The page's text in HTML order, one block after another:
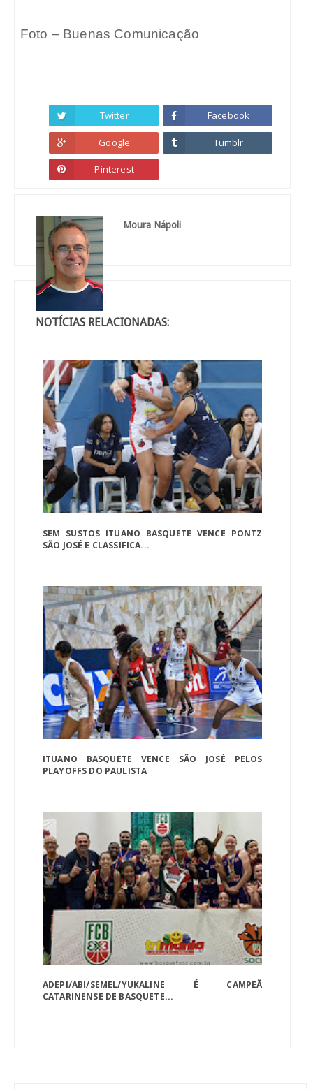
Foto – Buenas Comunicação
Twitter Facebook
Google Tumblr
Pinterest
Moura Nápoli
NOTÍCIAS RELACIONADAS:
SEM SUSTOS ITUANO BASQUETE VENCE PONTZ
SÃO JOSÉ E CLASSIFICA...
ITUANO BASQUETE VENCE SÃO JOSÉ PELOS
PLAYOFFS DO PAULISTA
ADEPI/ABI/SEMEL/YUKALINE É CAMPEÃ
CATARINENSE DE BASQUETE...